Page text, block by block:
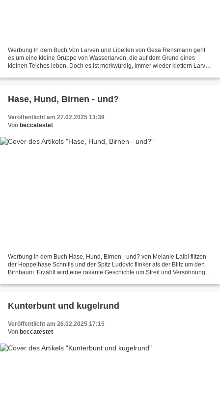
Werbung In dem Buch Von Larven und Libellen von Gesa Rensmann geht
es um eine kleine Gruppe von Wasserlarven, die auf dem Grund eines
kleinen Teiches leben. Doch es ist merkwürdig, immer wieder klettern Larven
Hase, Hund, Birnen - und?
Veröffentlicht am 27.02.2025 13:38
Von beccatestet
Werbung In dem Buch Hase, Hund, Birnen - und? von Melanie Laibl flitzen
der Hoppelhase Schnifis und der Spitz Ludovic flinker als der Blitz um den
Birnbaum. Erzählt wird eine rasante Geschichte um Streit und Versöhnung
Kunterbunt und kugelrund
Veröffentlicht am 26.02.2025 17:15
Von beccatestet